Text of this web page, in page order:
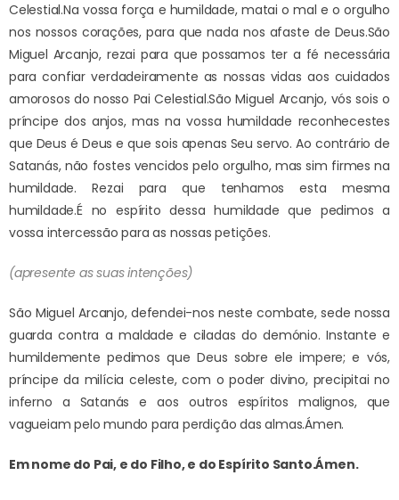
Celestial.Na vossa força e humildade, matai o mal e o orgulho
nos nossos corações, para que nada nos afaste de Deus.São
Miguel Arcanjo, rezai para que possamos ter a fé necessária
para confiar verdadeiramente as nossas vidas aos cuidados
amorosos do nosso Pai Celestial.São Miguel Arcanjo, vós sois o
príncipe dos anjos, mas na vossa humildade reconhecestes
que Deus é Deus e que sois apenas Seu servo. Ao contrário de
Satanás, não fostes vencidos pelo orgulho, mas sim firmes na
humildade. Rezai para que tenhamos esta mesma
humildade.É no espírito dessa humildade que pedimos a
vossa intercessão para as nossas petições.
(apresente as suas intenções)
São Miguel Arcanjo, defendei-nos neste combate, sede nossa
guarda contra a maldade e ciladas do demónio. Instante e
humildemente pedimos que Deus sobre ele impere; e vós,
príncipe da milícia celeste, com o poder divino, precipitai no
inferno a Satanás e aos outros espíritos malignos, que
vagueiam pelo mundo para perdição das almas.Ámen.
Em nome do Pai, e do Filho, e do Espírito Santo.Ámen.